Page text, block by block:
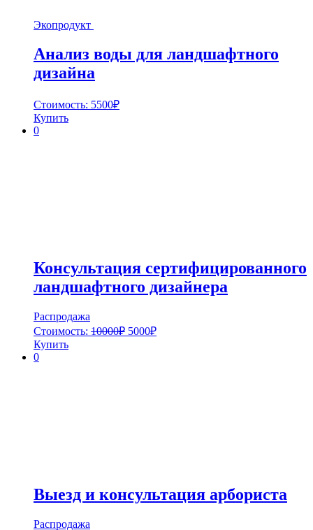
Экопродукт
Анализ воды для ландшафтного
дизайна
Стоимость: 5500₽
Купить
0
Консультация сертифицированного
ландшафтного дизайнера
Распродажа
Стоимость: 10000₽ 5000₽
Купить
0
Выезд и консультация арбориста
Распродажа